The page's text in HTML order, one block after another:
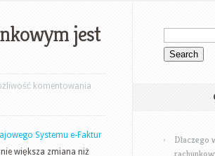
jest
komentowania
biurem
Systemu e-Faktur
większa zmiana niż
Dlaczego